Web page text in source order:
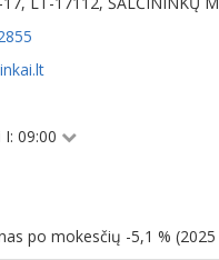
I: 09:00
po mokesčių -5,1 % (2025